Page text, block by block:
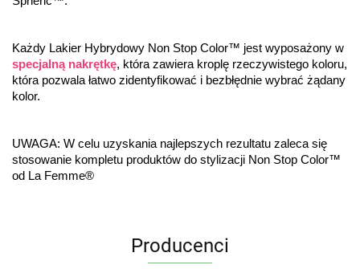
specjalną nakrętkę, która zawiera kroplę rzeczywistego koloru,
która pozwala łatwo zidentyfikować i bezbłędnie wybrać żądany
kolor.
UWAGA: W celu uzyskania najlepszych rezultatu zaleca się
stosowanie kompletu produktów do stylizacji Non Stop Color™
od La Femme®
Producenci